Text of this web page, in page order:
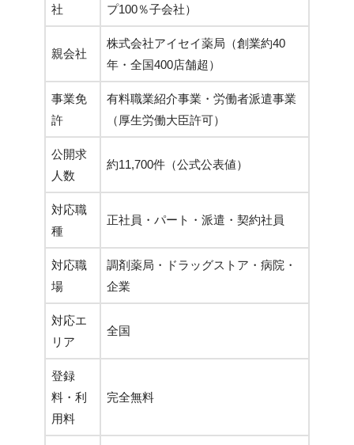
社 プ100％子会社）
親会社
株式会社アイセイ薬局（創業約40
年・全国400店舗超）
事業免
許
有料職業紹介事業・労働者派遣事業
（厚生労働大臣許可）
公開求
人数
約11,700件（公式公表値）
対応職
種
正社員・パート・派遣・契約社員
対応職
場
調剤薬局・ドラッグストア・病院・
企業
対応エ
リア
全国
登録
料・利
用料
完全無料